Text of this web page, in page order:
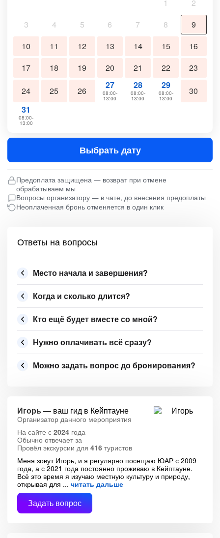
1
2
3
4 5 6 7 8
9
10
11 12 13 14 15
16
17
18 19 20 21 22 23
24 25 26
27
08:00-
13:00
28
08:00-
13:00
29
08:00-
13:00
30
31
08:00-
13:00
Выбрать дату
Предоплата защищена — возврат при отмене
обрабатываем мы
Вопросы организатору — в чате, до внесения предоплаты
Неоплаченная бронь отменяется в один клик
Ответы на вопросы
Место начала и завершения?
Когда и сколько длится?
Кто ещё будет вместе со мной?
Нужно оплачивать всё сразу?
Можно задать вопрос до бронирования?
Игорь— ваш гид в Кейптауне
Организатор данного мероприятия
На сайте с 2024 года
Обычно отвечает за
Провёл экскурсии для 416 туристов
Меня зовут Игорь, и я регулярно посещаю ЮАР с 2009
года, а с 2021 года постоянно проживаю в Кейптауне.
Всё это время я изучаю местную культуру и природу,
открывая для
читать дальше
Задать вопрос